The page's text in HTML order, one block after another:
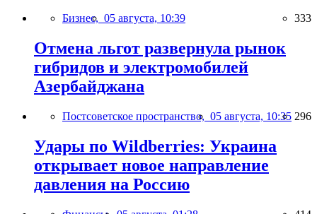
Бизнес, 05 августа, 10:39 333
Отмена льгот развернула рынок
гибридов и электромобилей
Азербайджана
Постсоветское пространство, 05 августа, 10:35 296
Удары по Wildberries: Украина
открывает новое направление
давления на Россию